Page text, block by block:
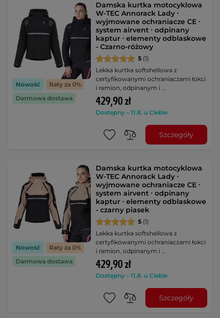
Nowość
Raty za 0%
Darmowa dostawa
Damska kurtka motocyklowa
W-TEC Annorack Lady ∙
wyjmowane ochraniacze CE ∙
system airvent ∙ odpinany
kaptur ∙ elementy odblaskowe
- Czarno-różowy
5 (1)
Lekka kurtka softshellowa z
certyfikowanymi ochraniaczami łokci
i ramion, odpinanym i …
429,90 zł
Dostępny – 11.8. u Ciebie
Szczegóły
Nowość
Raty za 0%
Darmowa dostawa
Damska kurtka motocyklowa
W-TEC Annorack Lady ∙
wyjmowane ochraniacze CE ∙
system airvent ∙ odpinany
kaptur ∙ elementy odblaskowe
- czarny piasek
5 (1)
Lekka kurtka softshellowa z
certyfikowanymi ochraniaczami łokci
i ramion, odpinanym i …
429,90 zł
Dostępny – 11.8. u Ciebie
Szczegóły